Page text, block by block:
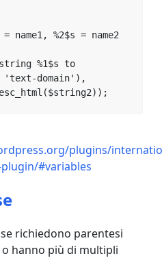
%2$s = name2
%1$s to
'text-domain'),
plugins/
#variables
richiedono parentesi
hanno più di multipli